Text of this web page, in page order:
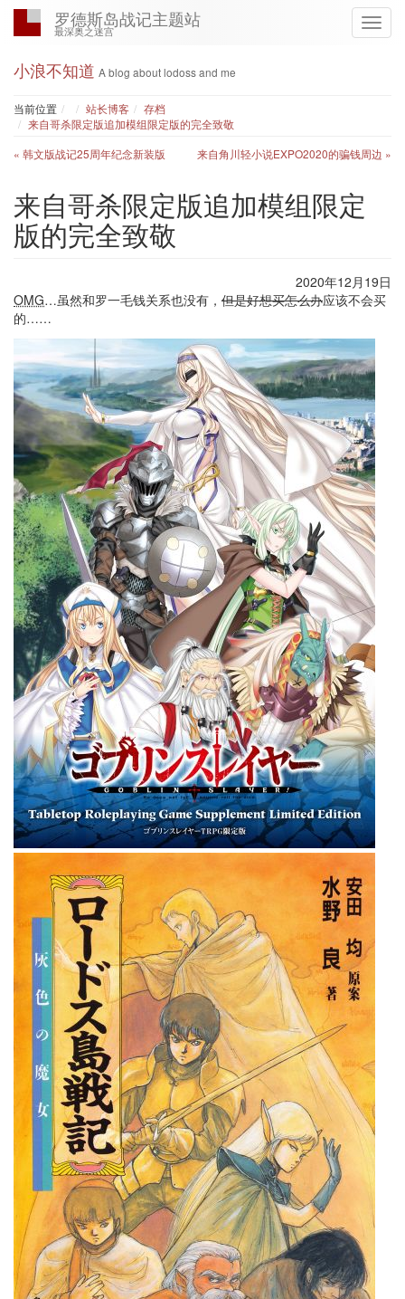
罗德斯岛战记主题站
最深奥之迷宫
小浪不知道 A blog about lodoss and me
当前位置 Home
站长博客
存档
来自哥杀限定版追加模组限定版的完全致敬
« 韩文版战记25周年纪念新装版
来自角川轻小说EXPO2020的骗钱周边 »
来自哥杀限定版追加模组限定
版的完全致敬
2020年12月19日
OMG…虽然和罗一毛钱关系也没有， 但是好想买怎么办应该不会买
的……